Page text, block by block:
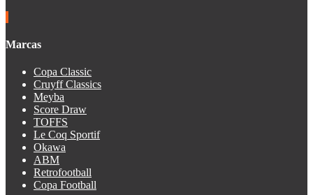
Marcas
Copa Classic
Cruyff Classics
Meyba
Score Draw
TOFFS
Le Coq Sportif
Okawa
ABM
Retrofootball
Copa Football